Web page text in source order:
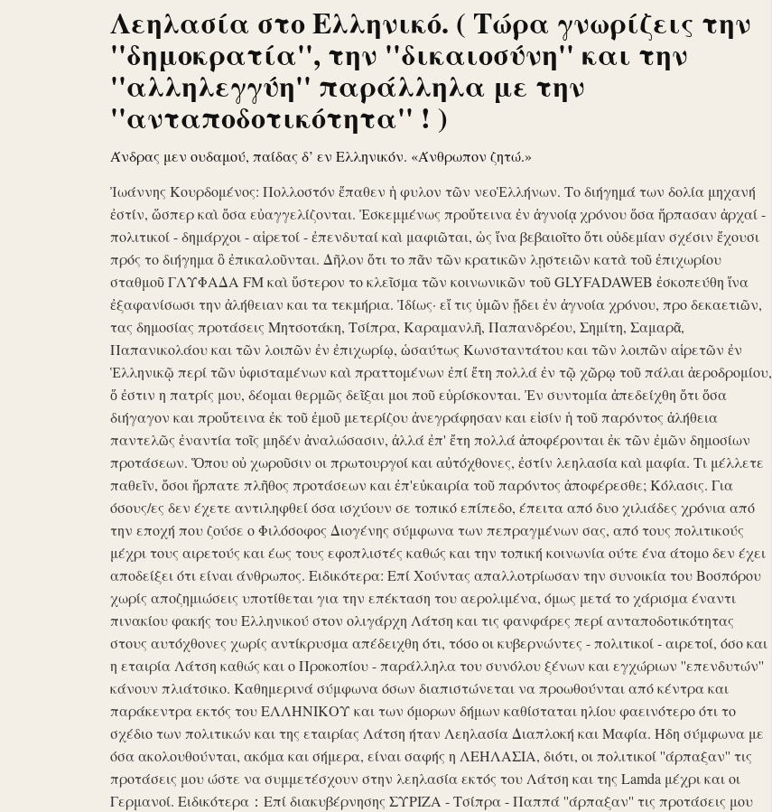
Λεηλασία στο Ελληνικό. ( Τώρα γνωρίζεις την
''δημοκρατία'', την ''δικαιοσύνη'' και την
''αλληλεγγύη'' παράλληλα με την
''ανταποδοτικότητα'' ! )
Άνδρας μεν ουδαμού, παίδας δ’ εν Ελληνικόν. «Άνθρωπον ζητώ.»
Ἰωάννης Κουρδομένος: Πολλοστόν ἔπαθεν ἡ φυλον τῶν νεοἙλλήνων. Το διήγημά των δολία μηχανή
ἐστίν, ὥσπερ καὶ ὅσα εὐαγγελίζονται. Ἐσκεμμένως προὔτεινα ἐν ἀγνοίᾳ χρόνου ὅσα ἥρπασαν ἀρχαί -
πολιτικοί - δημάρχοι - αἱρετοί - ἐπενδυταί καὶ μαφιῶται, ὡς ἵνα βεβαιοῖτο ὅτι οὐδεμίαν σχέσιν ἔχουσι
πρός το διήγημα ὃ ἐπικαλοῦνται. Δῆλον ὅτι το πᾶν τῶν κρατικῶν λῃστειῶν κατὰ τοῦ ἐπιχωρίου
σταθμοῦ ΓΛΥΦΑΔΑ FM καὶ ὕστερον το κλεῖσμα τῶν κοινωνικῶν τοῦ GLYFADAWEB ἐσκοπεύθη ἵνα
ἐξαφανίσωσι την ἀλήθειαν και τα τεκμήρια. Ἰδίως· εἴ τις ὑμῶν ᾔδει ἐν ἀγνοία χρόνου, προ δεκαετιῶν,
τας δημοσίας προτάσεις Μητσοτάκη, Τσίπρα, Καραμανλῆ, Παπανδρέου, Σημίτη, Σαμαρᾶ,
Παπανικολάου και τῶν λοιπῶν ἐν ἐπιχωρίῳ, ὡσαύτως Κωνσταντάτου και τῶν λοιπῶν αἱρετῶν ἐν
Ἑλληνικῷ περί τῶν ὑφισταμένων καὶ πραττομένων ἐπί ἔτη πολλά ἐν τῷ χῶρῳ τοῦ πάλαι ἀεροδρομίου,
ὅ ἐστιν η πατρίς μου, δέομαι θερμῶς δεῖξαι μοι ποῦ εὑρίσκονται. Ἐν συντομία ἀπεδείχθη ὅτι ὅσα
διήγαγον και προὔτεινα ἐκ τοῦ ἐμοῦ μετερίζου ἀνεγράφησαν και εἰσίν ἡ τοῦ παρόντος ἀλήθεια
παντελῶς ἐναντία τοῖς μηδέν ἀναλώσασιν, ἀλλά ἐπ' ἔτη πολλά ἀποφέρονται ἐκ τῶν ἐμῶν δημοσίων
προτάσεων. Ὅπου οὐ χωροῦσιν οι πρωτουργοί και αὐτόχθονες, ἐστίν λεηλασία καὶ μαφία. Τι μέλλετε
παθεῖν, ὅσοι ἥρπατε πλῆθος προτάσεων και ἐπ'εὐκαιρία τοῦ παρόντος ἀποφέρεσθε; Κόλασις. Για
όσους/ες δεν έχετε αντιληφθεί όσα ισχύουν σε τοπικό επίπεδο, έπειτα από δυο χιλιάδες χρόνια από
την εποχή που ζούσε ο Φιλόσοφος Διογένης σύμφωνα των πεπραγμένων σας, από τους πολιτικούς
μέχρι τους αιρετούς και έως τους εφοπλιστές καθώς και την τοπική κοινωνία ούτε ένα άτομο δεν έχει
αποδείξει ότι είναι άνθρωπος. Ειδικότερα: Επί Χούντας απαλλοτρίωσαν την συνοικία του Βοσπόρου
χωρίς αποζημιώσεις υποτίθεται για την επέκταση του αερολιμένα, όμως μετά το χάρισμα έναντι
πινακίου φακής του Ελληνικού στον ολιγάρχη Λάτση και τις φανφάρες περί ανταποδοτικότητας
στους αυτόχθονες χωρίς αντίκρυσμα απέδειχθη ότι, τόσο οι κυβερνώντες - πολιτικοί - αιρετοί, όσο και
η εταιρία Λάτση καθώς και ο Προκοπίου - παράλληλα του συνόλου ξένων και εγχώριων ''επενδυτών''
κάνουν πλιάτσικο. Καθημερινά σύμφωνα όσων διαπιστώνεται να προωθούνται από κέντρα και
παράκεντρα εκτός του ΕΛΛΗΝΙΚΟΥ και των όμορων δήμων καθίσταται ηλίου φαεινότερο ότι το
σχέδιο των πολιτικών και της εταιρίας Λάτση ήταν Λεηλασία Διαπλοκή και Μαφία. Ήδη σύμφωνα με
όσα ακολουθούνται, ακόμα και σήμερα, είναι σαφής η ΛΕΗΛΑΣΙΑ, διότι, οι πολιτικοί ''άρπαξαν'' τις
προτάσεις μου ώστε να συμμετέσχουν στην λεηλασία εκτός του Λάτση και της Lamda μέχρι και οι
Γερμανοί. Ειδικότερα：Επί διακυβέρνησης ΣΥΡΙΖΑ - Τσίπρα - Παππά ''άρπαξαν'' τις προτάσεις μου